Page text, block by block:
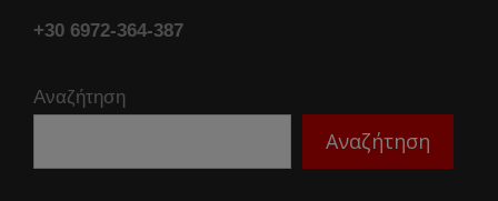
+30 6972-364-387
Αναζήτηση
Αναζήτηση